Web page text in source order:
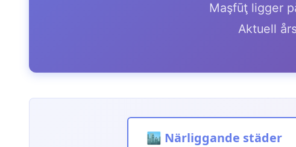
Maşfūţ ligger
Aktuell
🏙️ Närliggande städer